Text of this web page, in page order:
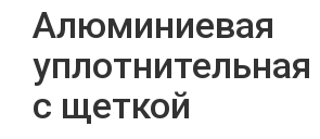
Алюминиевая
с щеткой